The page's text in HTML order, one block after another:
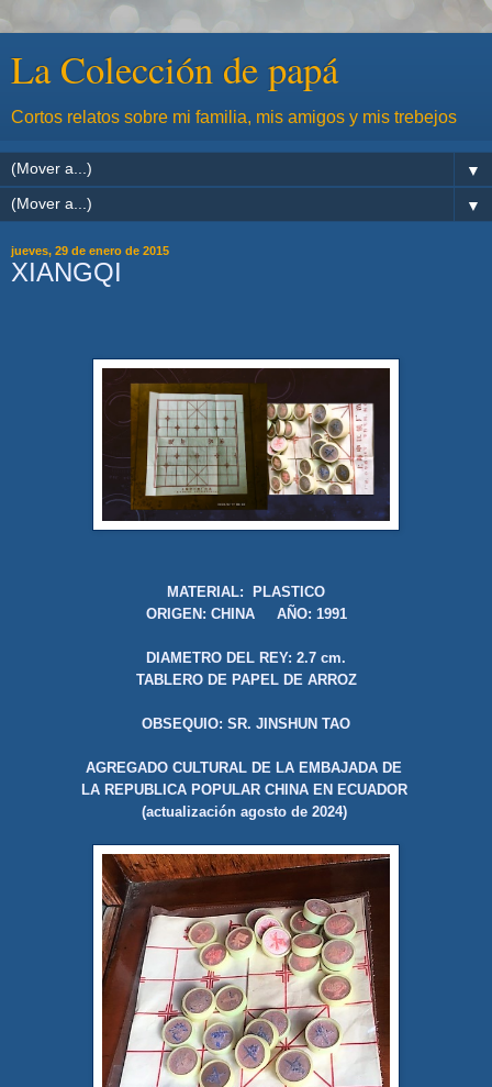
La Colección de papá
Cortos relatos sobre mi familia, mis amigos y mis trebejos
▼
▼
jueves, 29 de enero de 2015
XIANGQI
MATERIAL: PLASTICO
ORIGEN: CHINA AÑO: 1991
DIAMETRO DEL REY: 2.7 cm.
TABLERO DE PAPEL DE ARROZ
OBSEQUIO: SR. JINSHUN TAO
AGREGADO CULTURAL DE LA EMBAJADA DE
LA REPUBLICA POPULAR CHINA EN ECUADOR
(actualización agosto de 2024)